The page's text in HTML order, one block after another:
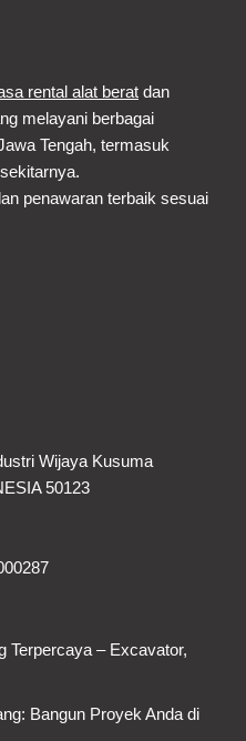
rental alat berat dan
melayani berbagai
Tengah, termasuk
penawaran terbaik sesuai
Wijaya Kusuma
50123
Terpercaya – Excavator,
Bangun Proyek Anda di